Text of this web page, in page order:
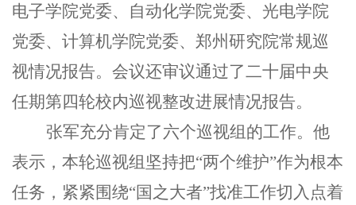
电子学院党委、自动化学院党委、光电学院
党委、计算机学院党委、郑州研究院常规巡
视情况报告。会议还审议通过了二十届中央
任期第四轮校内巡视整改进展情况报告。
张军充分肯定了六个巡视组的工作。他
表示，本轮巡视组坚持把“两个维护”作为根本
任务，紧紧围绕“国之大者”找准工作切入点着